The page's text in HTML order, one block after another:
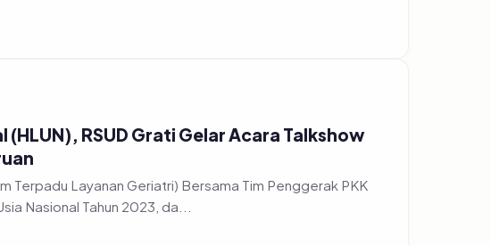
RSUD Grati Gelar Acara Talkshow
Terpadu Layanan Geriatri) Bersama Tim Penggerak PKK
Nasional Tahun 2023, da...